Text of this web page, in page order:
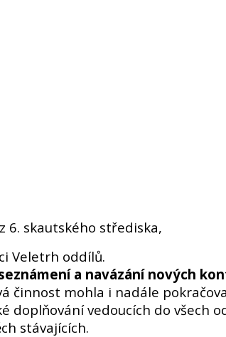
6. skautského střediska,
Veletrh oddílů.
a navázání nových
činnost mohla i nadále
doplňování vedoucích do všech
stávajících.